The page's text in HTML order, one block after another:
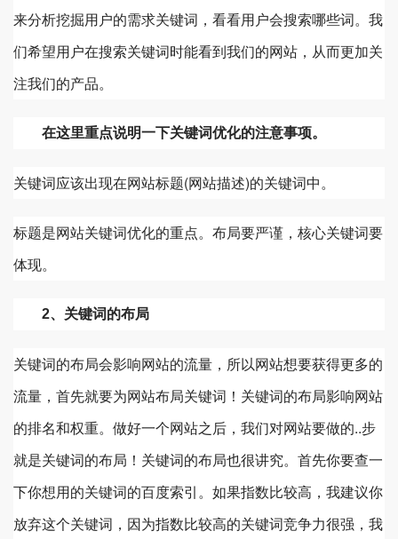
来分析挖掘用户的需求关键词，看看用户会搜索哪些词。我
们希望用户在搜索关键词时能看到我们的网站，从而更加关
注我们的产品。
在这里重点说明一下关键词优化的注意事项。
关键词应该出现在网站标题(网站描述)的关键词中。
标题是网站关键词优化的重点。布局要严谨，核心关键词要
体现。
2、关键词的布局
关键词的布局会影响网站的流量，所以网站想要获得更多的
流量，首先就要为网站布局关键词！关键词的布局影响网站
的排名和权重。做好一个网站之后，我们对网站要做的..步
就是关键词的布局！关键词的布局也很讲究。首先你要查一
下你想用的关键词的百度索引。如果指数比较高，我建议你
放弃这个关键词，因为指数比较高的关键词竞争力很强，我